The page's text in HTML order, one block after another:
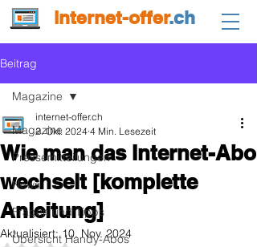
internet-offer.ch
Beitrag
Magazine
Pressemitteilungen
News
Fragen und Tipps
Übersicht Handy-Abos
Magazine
Wie man das Internet-Abo
wechselt [komplette
Anleitung]
internet-offer.ch
2. Okt. 2024 4 Min. Lesezeit
Aktualisiert:10. Nov. 2024